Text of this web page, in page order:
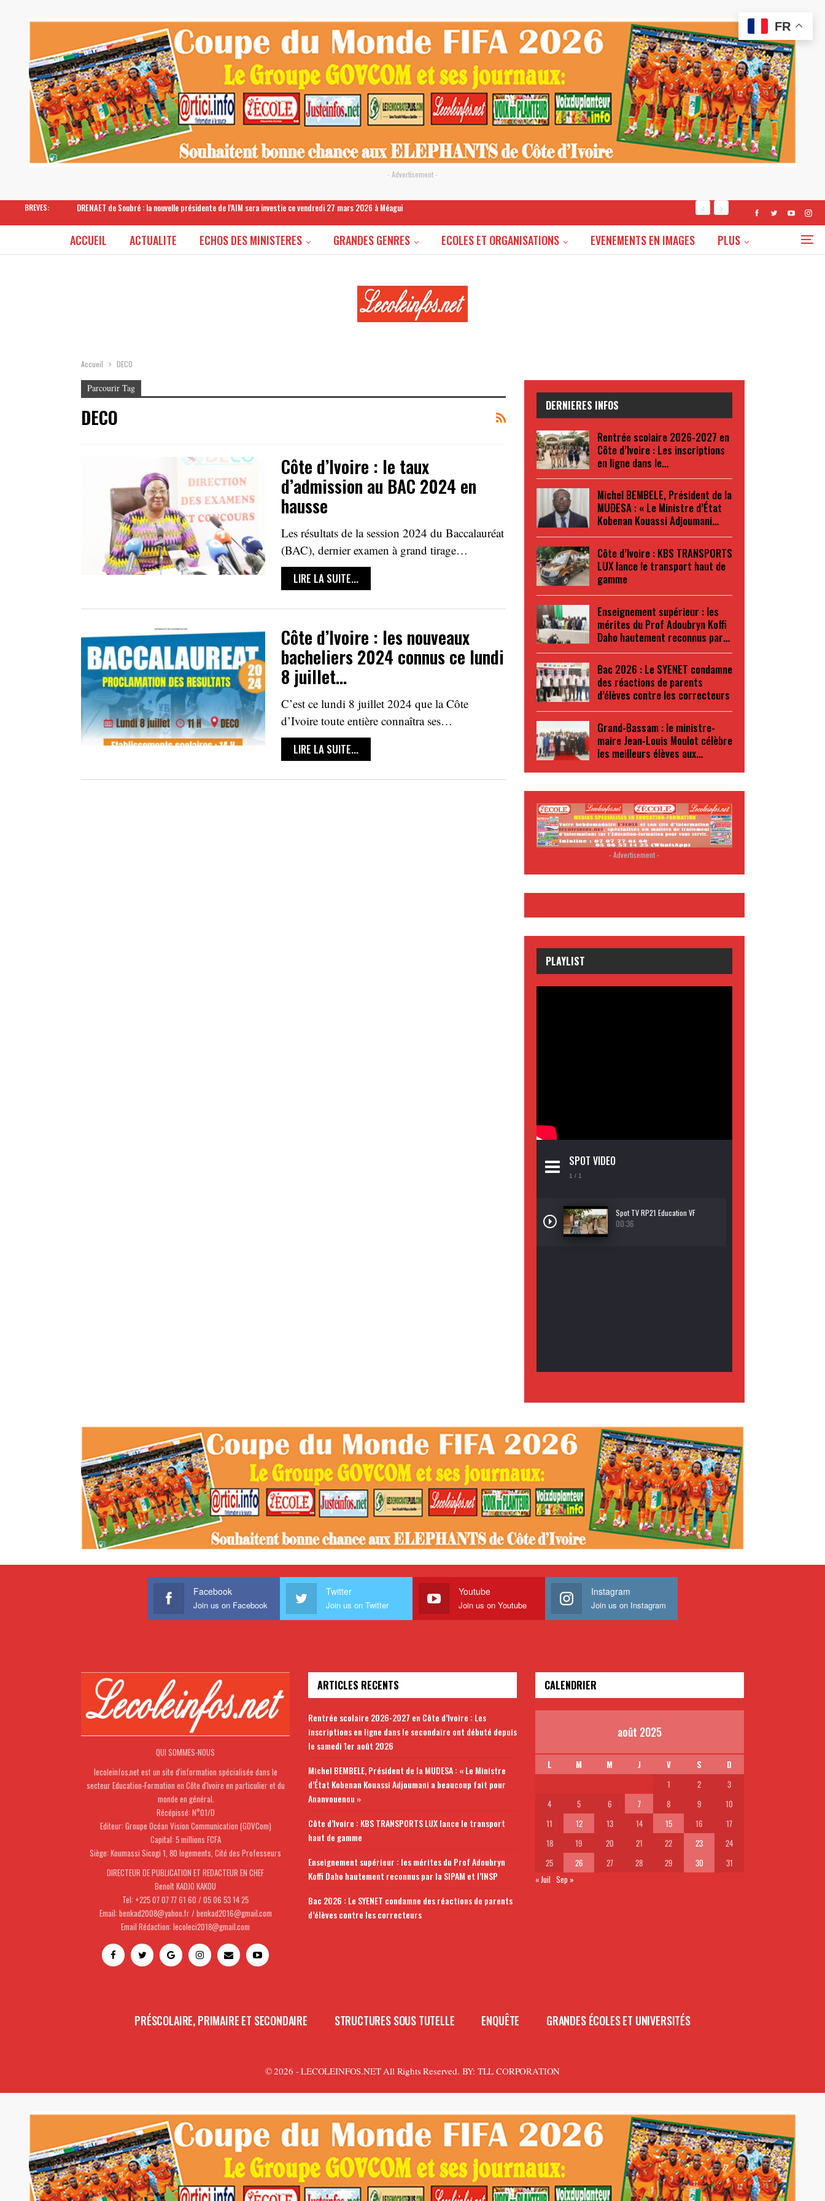
- Advertisement -
BREVES: DRENAET de Soubré : la nouvelle présidente de l’AIM sera investie ce vendredi 27 mars 2026 à Méagui
ACCUEIL ACTUALITE ECHOS DES MINISTERES GRANDES GENRES ECOLES ET ORGANISATIONS EVENEMENTS EN IMAGES PLUS
Accueil DECO
Parcourir Tag
DECO
Côte d’Ivoire : le taux
d’admission au BAC 2024 en
hausse
Les résultats de la session 2024 du Baccalauréat
(BAC), dernier examen à grand tirage…
LIRE LA SUITE...
Côte d’Ivoire : les nouveaux
bacheliers 2024 connus ce lundi
8 juillet…
C’est ce lundi 8 juillet 2024 que la Côte
d’Ivoire toute entière connaîtra ses…
LIRE LA SUITE...
DERNIERES INFOS
Rentrée scolaire 2026-2027 en
Côte d’Ivoire : Les inscriptions
en ligne dans le…
Michel BEMBELE, Président de la
MUDESA : « Le Ministre d’État
Kobenan Kouassi Adjoumani…
Côte d’Ivoire : KBS TRANSPORTS
LUX lance le transport haut de
gamme
Enseignement supérieur : les
mérites du Prof Adoubryn Koffi
Daho hautement reconnus par…
Bac 2026 : Le SYENET condamne
des réactions de parents
d’élèves contre les correcteurs
Grand-Bassam : le ministre-
maire Jean-Louis Moulot célèbre
les meilleurs élèves aux…
- Advertisement -
PLAYLIST
SPOT VIDEO
1 / 1
Spot TV RP21 Education VF
00:36
Facebook
Join us on Facebook
Twitter
Join us on Twitter
Youtube
Join us on Youtube
Instagram
Join us on Instagram
QUI SOMMES-NOUS
lecoleinfos.net est un site d'information spécialisée dans le
secteur Education-Formation en Côte d'Ivoire en particulier et du
monde en général.
Récépissé: N°01/D
Editeur: Groupe Océan Vision Communication (GOVCom)
Capital: 5 millions FCFA
Siège: Koumassi Sicogi 1, 80 logements, Cité des Professeurs
DIRECTEUR DE PUBLICATION ET REDACTEUR EN CHEF
Benoît KADJO KAKOU
Tel: +225 07 07 77 61 60 / 05 06 53 14 25
Email: benkad2008@yahoo.fr / benkad2016@gmail.com
Email Rédaction: lecoleci2018@gmail.com
ARTICLES RECENTS
Rentrée scolaire 2026-2027 en Côte d’Ivoire : Les
inscriptions en ligne dans le secondaire ont débuté depuis
le samedi 1er août 2026
Michel BEMBELE, Président de la MUDESA : « Le Ministre
d’État Kobenan Kouassi Adjoumani a beaucoup fait pour
Ananvouenou »
Côte d’Ivoire : KBS TRANSPORTS LUX lance le transport
haut de gamme
Enseignement supérieur : les mérites du Prof Adoubryn
Koffi Daho hautement reconnus par la SIPAM et l’INSP
Bac 2026 : Le SYENET condamne des réactions de parents
d’élèves contre les correcteurs
CALENDRIER
août 2025
L M M J V S
D
1
2
3
4
5 6 7 8 9
10
11
12 13 14 15 16
17
18
19 20 21 22 23
24
25
26 27 28 29 30
31
« Juil Sep »
PRÉSCOLAIRE, PRIMAIRE ET SECONDAIRE STRUCTURES SOUS TUTELLE ENQUÊTE GRANDES ÉCOLES ET UNIVERSITÉS
© 2026 - LECOLEINFOS.NET All Rights Reserved. BY: TLL CORPORATION
FR